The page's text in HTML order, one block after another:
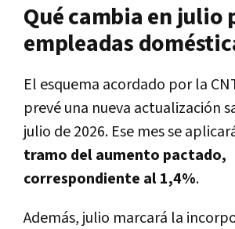
Qué cambia en julio
empleadas
El esquema acordado por la
prevé una nueva actualización
julio de 2026. Ese mes se
tramo del aumento pactado,
correspondiente al 1,4%.
Además, julio marcará la